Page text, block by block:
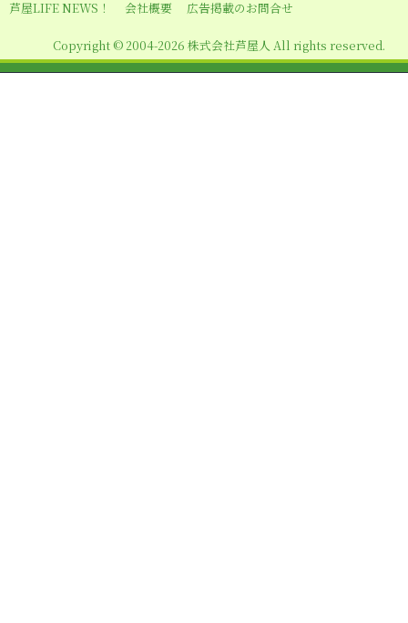
ン
芦屋LIFE NEWS！
会社概要 広告掲載のお問合せ
Copyright © 2004-2026 株式会社芦屋人 All rights reserved.